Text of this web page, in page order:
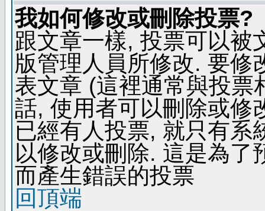
我如何修改或刪除投票?
跟文章一樣, 投票可以被
版管理人員所修改. 要修
表文章 (這裡通常與投票
話, 使用者可以刪除或修
已經有人投票, 就只有系
以修改或刪除. 這是為了
而產生錯誤的投票
回頂端